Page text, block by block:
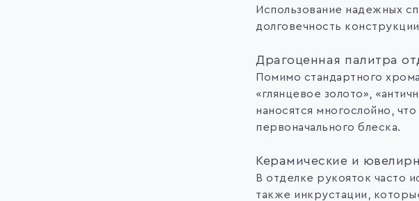
Использование надежных
долговечность
Драгоценная палитра
Помимо стандартного
«глянцевое золото»,
наносятся многослойно,
первоначального блеска.
Керамические и
В отделке рукояток часто
также инкрустации,